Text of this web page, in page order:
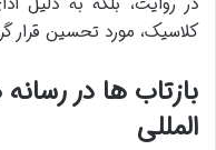
کلاسیک، مورد تحسین قرار
بازتاب ها در
المللی